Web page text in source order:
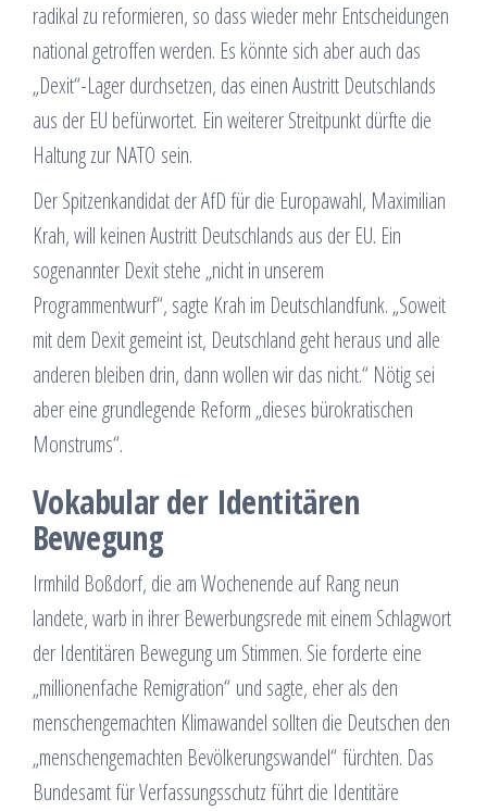
radikal zu reformieren, so dass wieder mehr Entscheidungen
national getroffen werden. Es könnte sich aber auch das
„Dexit“-Lager durchsetzen, das einen Austritt Deutschlands
aus der EU befürwortet. Ein weiterer Streitpunkt dürfte die
Haltung zur NATO sein.
Der Spitzenkandidat der AfD für die Europawahl, Maximilian
Krah, will keinen Austritt Deutschlands aus der EU. Ein
sogenannter Dexit stehe „nicht in unserem
Programmentwurf“, sagte Krah im Deutschlandfunk. „Soweit
mit dem Dexit gemeint ist, Deutschland geht heraus und alle
anderen bleiben drin, dann wollen wir das nicht.“ Nötig sei
aber eine grundlegende Reform „dieses bürokratischen
Monstrums“.
Vokabular der Identitären
Bewegung
Irmhild Boßdorf, die am Wochenende auf Rang neun
landete, warb in ihrer Bewerbungsrede mit einem Schlagwort
der Identitären Bewegung um Stimmen. Sie forderte eine
„millionenfache Remigration“ und sagte, eher als den
menschengemachten Klimawandel sollten die Deutschen den
„menschengemachten Bevölkerungswandel“ fürchten. Das
Bundesamt für Verfassungsschutz führt die Identitäre